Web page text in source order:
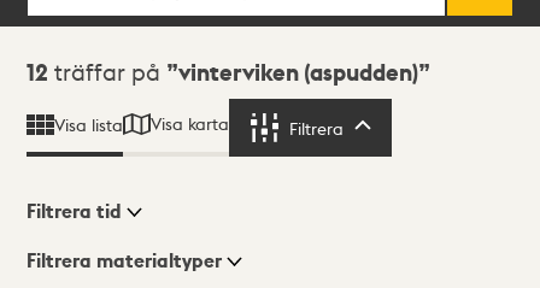
Sökresultat
12 träffar på vinterviken (aspudden)
Visa lista Visa karta Filtrera
Visningsläge
Filtrera tid
Filtrera materialtyper